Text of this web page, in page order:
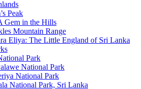
Peak
Gem in the Hills
Mountain Range
Eliya: The Little England of Sri Lanka
Park
National Park
National Park
National Park, Sri Lanka